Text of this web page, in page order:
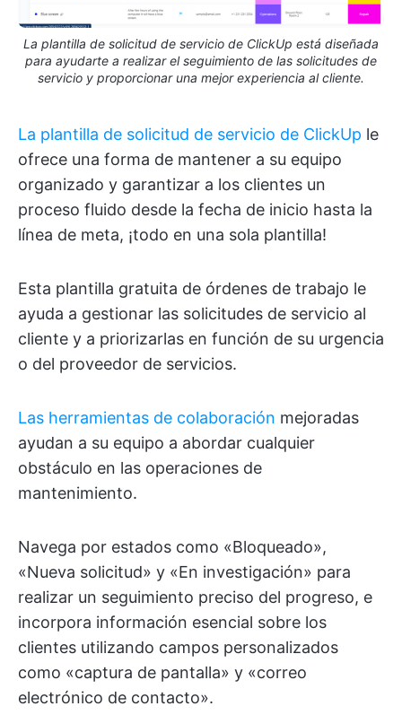
La plantilla de solicitud de servicio de ClickUp está diseñada
para ayudarte a realizar el seguimiento de las solicitudes de
servicio y proporcionar una mejor experiencia al cliente.
La plantilla de solicitud de servicio de ClickUp le
ofrece una forma de mantener a su equipo
organizado y garantizar a los clientes un
proceso fluido desde la fecha de inicio hasta la
línea de meta, ¡todo en una sola plantilla!
Esta plantilla gratuita de órdenes de trabajo le
ayuda a gestionar las solicitudes de servicio al
cliente y a priorizarlas en función de su urgencia
o del proveedor de servicios.
Las herramientas de colaboración mejoradas
ayudan a su equipo a abordar cualquier
obstáculo en las operaciones de
mantenimiento.
Navega por estados como «Bloqueado»,
«Nueva solicitud» y «En investigación» para
realizar un seguimiento preciso del progreso, e
incorpora información esencial sobre los
clientes utilizando campos personalizados
como «captura de pantalla» y «correo
electrónico de contacto».